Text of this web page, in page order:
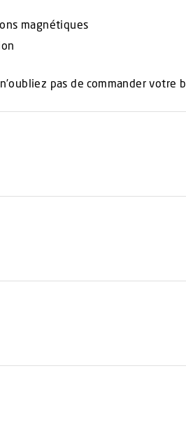
magnétiques
pas de commander votre